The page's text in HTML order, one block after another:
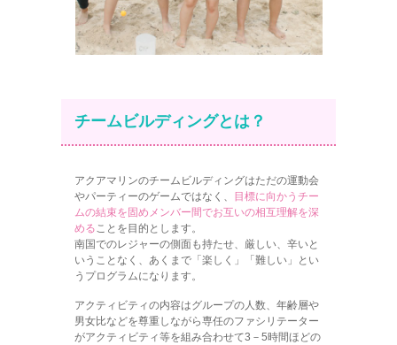
チームビルディングとは？
アクアマリンのチームビルディングはただの運動会
やパーティーのゲームではなく、
目標に向かうチー
ムの結束を固めメンバー間でお互いの相互理解を深
めることを目的とします。
南国でのレジャーの側面も持たせ、厳しい、辛いと
いうことなく、あくまで「楽しく」「難しい」とい
うプログラムになります。
アクティビティの内容はグループの人数、年齢層や
男女比などを尊重しながら専任のファシリテーター
がアクティビティ等を組み合わせて3－5時間ほどの